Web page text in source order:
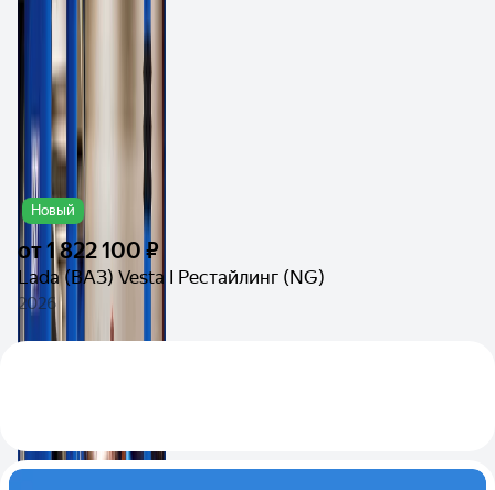
Новый
от1 822 100 ₽
Lada (ВАЗ) Vesta I Рестайлинг (NG)
2026